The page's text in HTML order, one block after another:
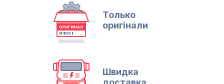
Только
оригінали
Швидка